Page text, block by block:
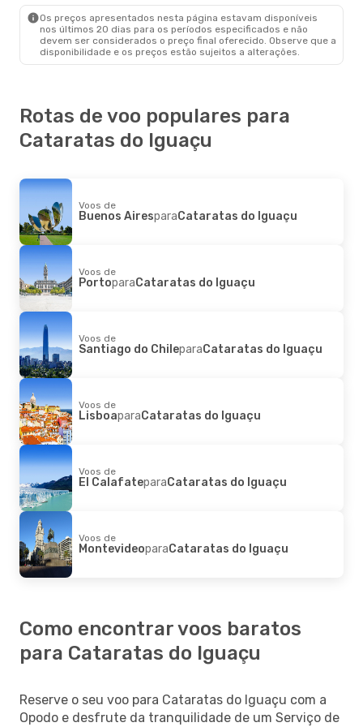
Os preços apresentados nesta página estavam disponíveis
nos últimos 20 dias para os períodos especificados e não
devem ser considerados o preço final oferecido. Observe que a
disponibilidade e os preços estão sujeitos a alterações.
Rotas de voo populares para
Cataratas do Iguaçu
Voos de
Buenos AiresparaCataratas do Iguaçu
Voos de
PortoparaCataratas do Iguaçu
Voos de
Santiago do ChileparaCataratas do Iguaçu
Voos de
LisboaparaCataratas do Iguaçu
Voos de
El CalafateparaCataratas do Iguaçu
Voos de
MontevideoparaCataratas do Iguaçu
Como encontrar voos baratos
para Cataratas do Iguaçu
Reserve o seu voo para Cataratas do Iguaçu com a
Opodo e desfrute da tranquilidade de um Serviço de